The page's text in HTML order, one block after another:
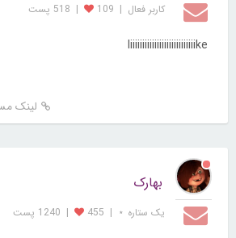
کاربر فعال |
109
| 518 پست
liiiiiiiiiiiiiiiiiiiiiiiiiiike
لینک
بهارک
یک ستاره ⋆ |
455
| 1240 پست